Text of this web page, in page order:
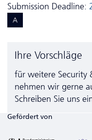
Submission Deadline:
A
Ihre Vorschläge
für weitere Security
nehmen wir gerne
Schreiben Sie uns
Gefördert von